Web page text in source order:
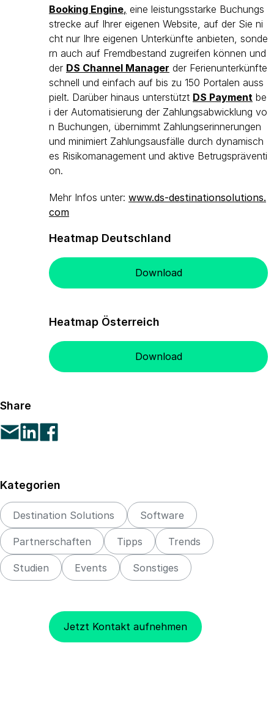
Booking Engine, eine leistungsstarke Buchungs
strecke auf Ihrer eigenen Website, auf der Sie ni
cht nur Ihre eigenen Unterkünfte anbieten, sonde
rn auch auf Fremdbestand zugreifen können und
der DS Channel Manager der Ferienunterkünfte
schnell und einfach auf bis zu 150 Portalen auss
pielt. Darüber hinaus unterstützt DS Payment be
i der Automatisierung der Zahlungsabwicklung vo
n Buchungen, übernimmt Zahlungserinnerungen
und minimiert Zahlungsausfälle durch dynamisch
es Risikomanagement und aktive Betrugspräventi
on.
Mehr Infos unter: www.ds-destinationsolutions.
com
Heatmap Deutschland
Download
Heatmap Österreich
Download
Share
Kategorien
Destination Solutions Software
Partnerschaften Tipps Trends
Studien Events Sonstiges
Jetzt Kontakt aufnehmen